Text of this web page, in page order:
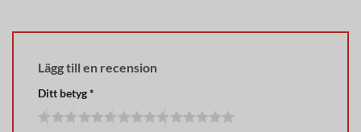
Lägg till en recension
Ditt betyg*